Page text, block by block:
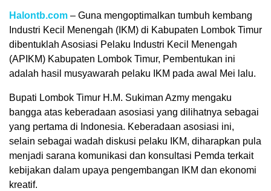
Halontb.com – Guna mengoptimalkan tumbuh kembang
Industri Kecil Menengah (IKM) di Kabupaten Lombok Timur
dibentuklah Asosiasi Pelaku Industri Kecil Menengah
(APIKM) Kabupaten Lombok Timur, Pembentukan ini
adalah hasil musyawarah pelaku IKM pada awal Mei lalu.
Bupati Lombok Timur H.M. Sukiman Azmy mengaku
bangga atas keberadaan asosiasi yang dilihatnya sebagai
yang pertama di Indonesia. Keberadaan asosiasi ini,
selain sebagai wadah diskusi pelaku IKM, diharapkan pula
menjadi sarana komunikasi dan konsultasi Pemda terkait
kebijakan dalam upaya pengembangan IKM dan ekonomi
kreatif.